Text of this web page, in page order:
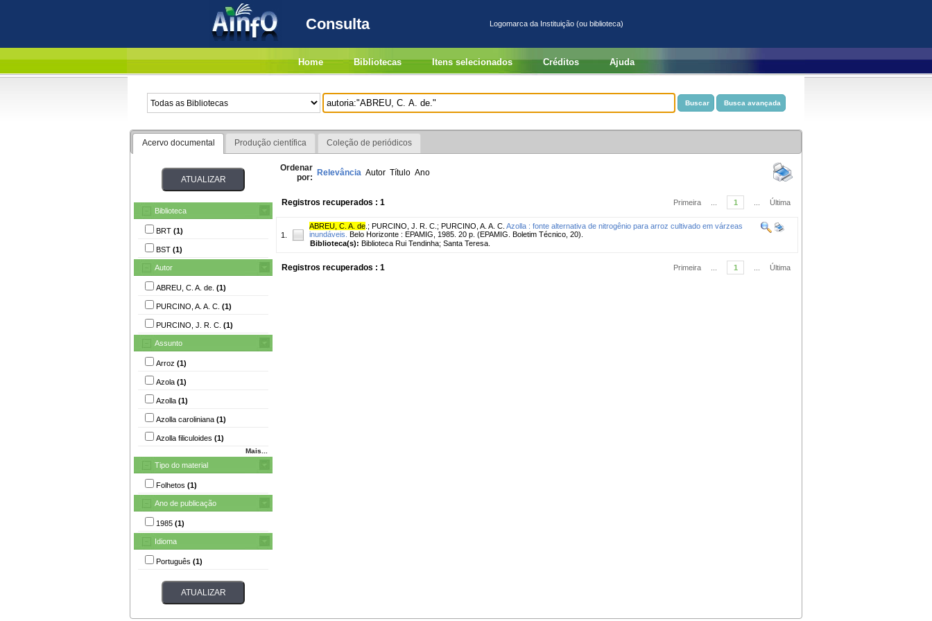
Consulta Logomarca da Instituição (ou biblioteca)
Home Bibliotecas Itens selecionados Créditos Ajuda
Acervo documental Produção científica Coleção de periódicos
Biblioteca
BRT (1)
BST (1)
Autor
ABREU, C. A. de. (1)
PURCINO, A. A. C. (1)
PURCINO, J. R. C. (1)
Assunto
Arroz (1)
Azola (1)
Azolla (1)
Azolla caroliniana (1)
Azolla filiculoides (1)
Mais...
Tipo do material
Folhetos (1)
Ano de publicação
1985 (1)
Idioma
Português (1)
Ordenar
por: Relevância Autor Título Ano
Registros recuperados : 1 Primeira 1 Última
1.
ABREU, C. A. de ; PURCINO, J. R. C. ; PURCINO, A. A. C. Azolla : fonte alternativa de nitrogênio para arroz cultivado em várzeas
inundáveis. Belo Horizonte : EPAMIG, 1985. 20 p. (EPAMIG. Boletim Técnico, 20).
Biblioteca(s): Biblioteca Rui Tendinha; Santa Teresa.
Registros recuperados : 1 Primeira 1 Última